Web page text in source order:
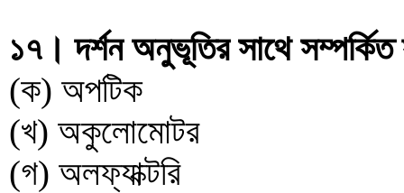
১৭। দর্শন অনুভূতির সাথে
(ক) অপটিক
(খ) অকুলোমোটর
(গ) অলফ্যাক্টরি